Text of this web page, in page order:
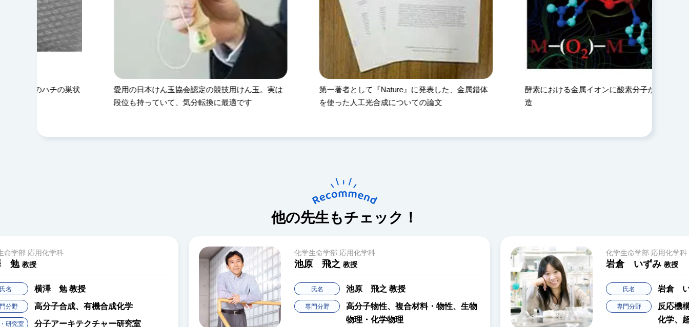
本けん玉協会認定の競技用けん玉。実は
第一著者として『Nature』に発表した、金属錯体
を使った人工光合成についての論文
酵素における金属イオンに酸素分子が結合した構
造
酸素分子を吸脱着する金属
他の先生もチェック！
専門分野
高分子物性、複合材料・物性、生物
物理・化学物理
教授
専門分野
反応機構解析、レーザー化学、計算
化学、超短パルスレーザー、光化学